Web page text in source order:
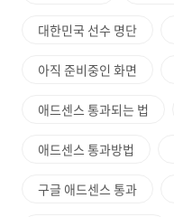
대한민국 선수 명단
아직 준비중인 화면
애드센스 통과되는 법
애드센스 통과방법
구글 애드센스 통과